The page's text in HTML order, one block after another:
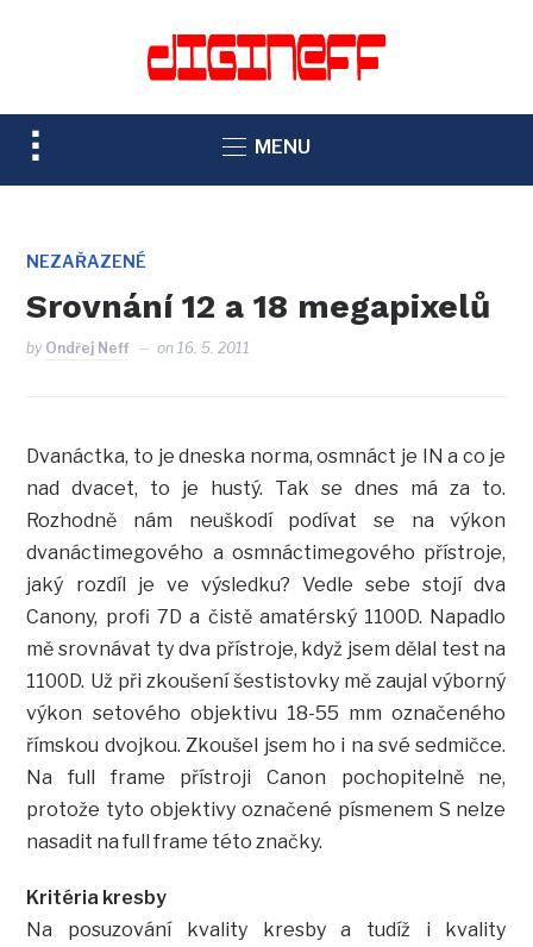
TOGGLE
SIDEBAR
NAVIGATION
MENU
NEZAŘAZENÉ
Srovnání 12 a 18 megapixelů
by Ondřej Neff on16. 5. 2011
Dvanáctka, to je dneska norma, osmnáct je IN a co je
nad dvacet, to je hustý. Tak se dnes má za to.
Rozhodně nám neuškodí podívat se na výkon
dvanáctimegového a osmnáctimegového přístroje,
jaký rozdíl je ve výsledku? Vedle sebe stojí dva
Canony, profi 7D a čistě amatérský 1100D. Napadlo
mě srovnávat ty dva přístroje, když jsem dělal test na
1100D. Už při zkoušení šestistovky mě zaujal výborný
výkon setového objektivu 18-55 mm označeného
římskou dvojkou. Zkoušel jsem ho i na své sedmičce.
Na full frame přístroji Canon pochopitelně ne,
protože tyto objektivy označené písmenem S nelze
nasadit na full frame této značky.
Kritéria kresby
Na posuzování kvality kresby a tudíž i kvality